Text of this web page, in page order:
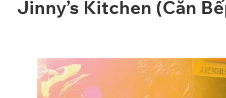
Jinny’s Kitchen (Căn